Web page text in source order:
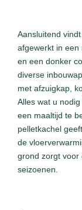
Aansluitend
afgewerkt in een
en een donker
diverse
met afzuigkap,
Alles wat u
een maaltijd te
pelletkachel
de
grond zorgt voor
seizoenen.